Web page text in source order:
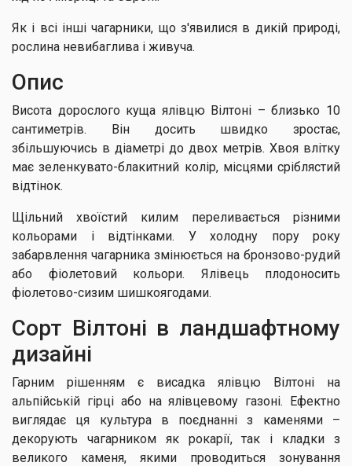
Як і всі інші чагарники, що з'явилися в дикій природі,
рослина невибаглива і живуча.
Опис
Висота дорослого куща ялівцю Вілтоні – близько 10
сантиметрів. Він досить швидко зростає,
збільшуючись в діаметрі до двох метрів. Хвоя влітку
має зеленкувато-блакитний колір, місцями сріблястий
відтінок.
Щільний хвоїстий килим переливається різними
кольорами і відтінками. У холодну пору року
забарвлення чагарника змінюється на бронзово-рудий
або фіолетовий кольори. Ялівець плодоносить
фіолетово-сизим шишкоягодами.
Сорт Вілтоні в ландшафтному
дизайні
Гарним рішенням є висадка ялівцю Вілтоні на
альпійській гірці або на ялівцевому газоні. Ефектно
виглядає ця культура в поєднанні з каменями –
декорують чагарником як рокарії, так і кладки з
великого каменя, якими проводиться зонування